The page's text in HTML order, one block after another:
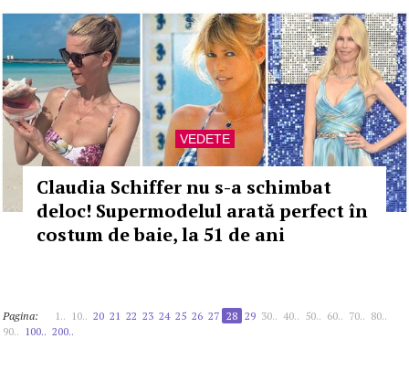
VEDETE
Claudia Schiffer nu s-a schimbat
deloc! Supermodelul arată perfect în
costum de baie, la 51 de ani
Pagina: 1.. 10.. 20 21 22 23 24 25 26 27 28 29 30.. 40.. 50.. 60.. 70.. 80..
90.. 100.. 200..